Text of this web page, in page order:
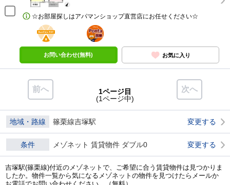
☆お部屋探しはアパマンショップ直営店にお任せください☆
BunChinPAY
ポンタ
部屋
お問い合わせ(無料) お気に入り
前へ 次へ
1ページ目
(1ページ中)
地域・路線 篠栗線吉塚駅 変更する
条件 メゾネット 賃貸物件 ダブル0 変更する
吉塚駅(篠栗線)付近のメゾネットで、ご希望に合う賃貸物件は見つかりま
したか。物件一覧から気になるメゾネットの物件を見つけたらメールか